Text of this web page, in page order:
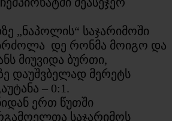
„ნაპოლის“ საჯარიმოში
დე რონმა მოიგო და
მიუვიდა ბურთი,
დაუშვბელად მერეტს
– 0:1.
ერთ წუთში
საჯარიმოს